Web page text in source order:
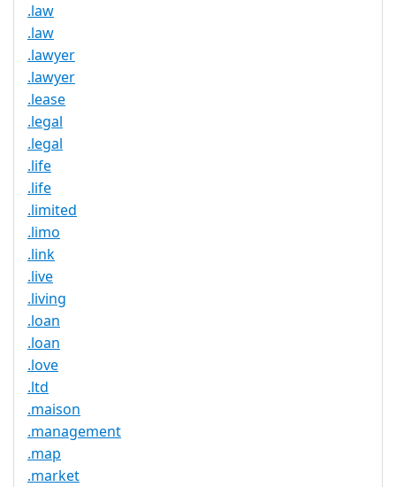
.law
.law
.lawyer
.lawyer
.lease
.legal
.legal
.life
.life
.limited
.limo
.link
.live
.living
.loan
.loan
.love
.ltd
.maison
.management
.map
.market